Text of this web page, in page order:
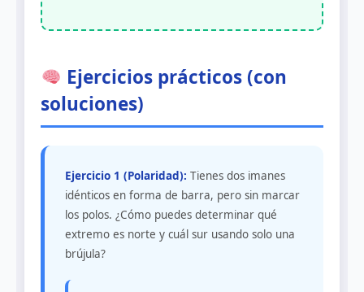
Ejercicios prácticos (con
soluciones)
Ejercicio 1 (Polaridad): Tienes dos imanes
idénticos en forma de barra, pero sin marcar
los polos. ¿Cómo puedes determinar qué
extremo es norte y cuál sur usando solo una
brújula?